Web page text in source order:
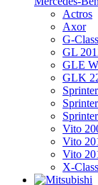
Actros
Axor
G-
GL
GLE
GLK
Vito
Vito
Vito
X-